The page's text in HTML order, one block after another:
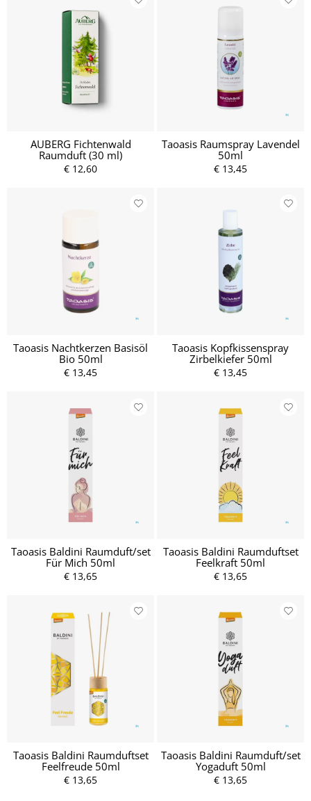
AUBERG Fichtenwald
Raumduft (30 ml)
€ 12,60
Taoasis Raumspray Lavendel
50ml
€ 13,45
Taoasis Nachtkerzen Basisöl
Bio 50ml
€ 13,45
Taoasis Kopfkissenspray
Zirbelkiefer 50ml
€ 13,45
Taoasis Baldini Raumduft/set
Für Mich 50ml
€ 13,65
Taoasis Baldini Raumduftset
Feelkraft 50ml
€ 13,65
Taoasis Baldini Raumduftset
Feelfreude 50ml
€ 13,65
Taoasis Baldini Raumduft/set
Yogaduft 50ml
€ 13,65